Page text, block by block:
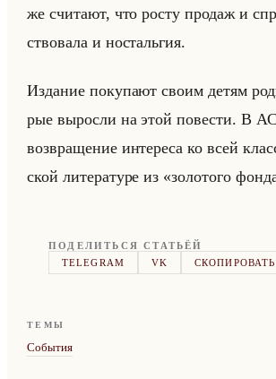
же счи­та­ют, что росту про­даж и
ство­ва­ла и но­стальгия.
Из­да­ние по­ку­па­ют своим детям
рые вы­рос­ли на этой по­ве­сти. В
воз­вра­ще­ние ин­те­ре­са ко всей
ской ли­те­ра­ту­ре из «золотого
ПОДЕЛИТЬСЯ СТАТЬЁЙ
TELEGRAM
VK
ТЕМЫ
События